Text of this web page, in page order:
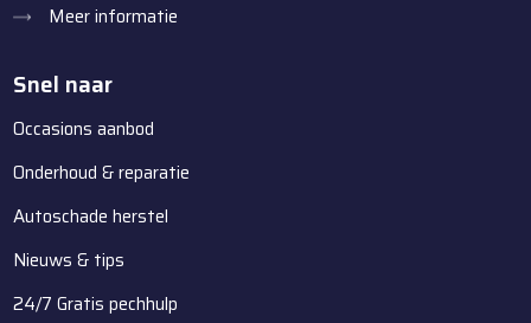
Meer informatie
Snel naar
Occasions aanbod
Onderhoud & reparatie
Autoschade herstel
Nieuws & tips
24/7 Gratis pechhulp